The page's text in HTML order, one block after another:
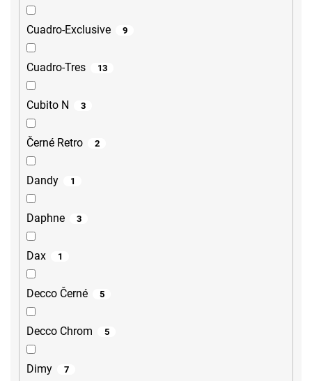
Cuadro-Exclusive 9
Cuadro-Tres 13
Cubito N 3
Černé Retro 2
Dandy 1
Daphne 3
Dax 1
Decco Černé 5
Decco Chrom 5
Dimy 7